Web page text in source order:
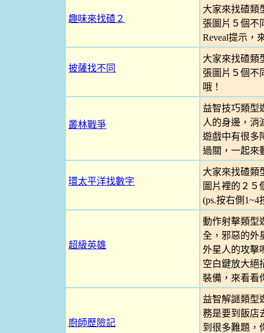
趣味來找碴２
大家來找碴類
張圖片５個不
Reveal提示，
披薩找不同
大家來找碴類
張圖片５個不
哦！
叢林戰爭
益智技巧類型
人的身邊，消
遊戲中有很多
過關，一起來
環太平洋找數字
大家來找碴類
圖片裡的２５
(ps.按右側
超級英雄
動作射擊類型
全，邪惡的外
外星人的攻擊
空白鍵放大絕
裝備，來看看
廚師歷險記
益智解謎類型
務是要到飯店
到很多難題，